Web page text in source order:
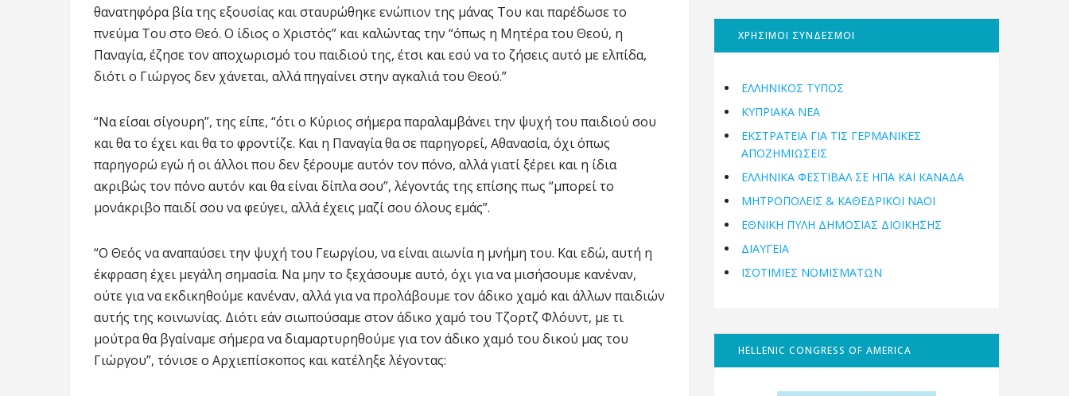
θανατηφόρα βία της εξουσίας και σταυρώθηκε ενώπιον της μάνας Του και παρέδωσε το
πνεύμα Του στο Θεό. Ο ίδιος ο Χριστός” και καλώντας την “όπως η Μητέρα του Θεού, η
Παναγία, έζησε τον αποχωρισμό του παιδιού της, έτσι και εσύ να το ζήσεις αυτό με ελπίδα,
διότι ο Γιώργος δεν χάνεται, αλλά πηγαίνει στην αγκαλιά του Θεού.”
“Να είσαι σίγουρη”, της είπε, “ότι ο Κύριος σήμερα παραλαμβάνει την ψυχή του παιδιού σου
και θα το έχει και θα το φροντίζε. Και η Παναγία θα σε παρηγορεί, Αθανασία, όχι όπως
παρηγορώ εγώ ή οι άλλοι που δεν ξέρουμε αυτόν τον πόνο, αλλά γιατί ξέρει και η ίδια
ακριβώς τον πόνο αυτόν και θα είναι δίπλα σου”, λέγοντάς της επίσης πως “μπορεί το
μονάκριβο παιδί σου να φεύγει, αλλά έχεις μαζί σου όλους εμάς”.
“Ο Θεός να αναπαύσει την ψυχή του Γεωργίου, να είναι αιωνία η μνήμη του. Και εδώ, αυτή η
έκφραση έχει μεγάλη σημασία. Να μην το ξεχάσουμε αυτό, όχι για να μισήσουμε κανέναν,
ούτε για να εκδικηθούμε κανέναν, αλλά για να προλάβουμε τον άδικο χαμό και άλλων παιδιών
αυτής της κοινωνίας. Διότι εάν σιωπούσαμε στον άδικο χαμό του Τζορτζ Φλόυντ, με τι
μούτρα θα βγαίναμε σήμερα να διαμαρτυρηθούμε για τον άδικο χαμό του δικού μας του
Γιώργου”, τόνισε ο Αρχιεπίσκοπος και κατέληξε λέγοντας:
ΧΡΗΣΙΜΟΙ ΣΥΝΔΕΣΜΟΙ
ΕΛΛΗΝΙΚΟΣ ΤΥΠΟΣ
ΚΥΠΡΙΑΚΑ ΝΕΑ
ΕΚΣΤΡΑΤΕΙΑ ΓΙΑ ΤΙΣ ΓΕΡΜΑΝΙΚΕΣ
ΑΠΟΖΗΜΙΩΣΕΙΣ
ΕΛΛΗΝΙΚΆ ΦΕΣΤΙΒΆΛ ΣΕ ΗΠΑ ΚΑΙ ΚΑΝΑΔΑ
ΜΗΤΡΟΠΌΛΕΙΣ & ΚΑΘΕΔΡΙΚΟΊ ΝΑΟΊ
ΕΘΝΙΚΉ ΠΎΛΗ ΔΗΜΌΣΙΑΣ ΔΙΟΊΚΗΣΗΣ
ΔΙΑΥΓΕΙΑ
ΙΣΟΤΙΜΙΕΣ ΝΟΜΙΣΜΑΤΩΝ
HELLENIC CONGRESS OF AMERICA